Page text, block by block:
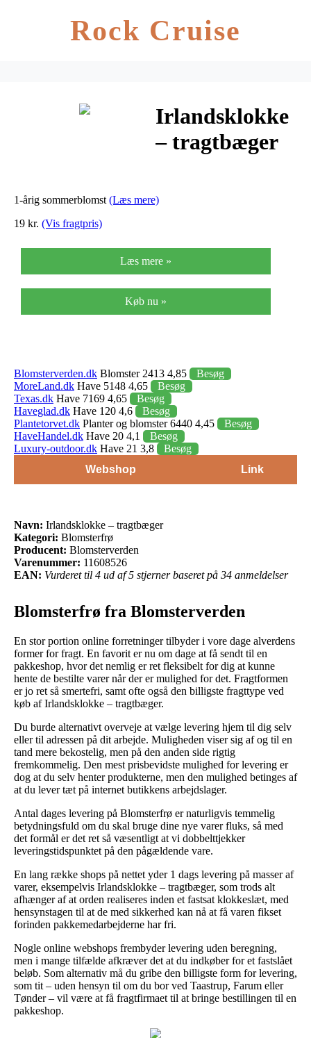
Rock Cruise
Irlandsklokke
– tragtbæger
1-årig sommerblomst (Læs mere)
19 kr. (Vis fragtpris)
Læs mere »
Køb nu »
Blomsterverden.dk Blomster 2413 4,85
Besøg
MoreLand.dk Have 5148 4,65
Besøg
Texas.dk Have 7169 4,65
Besøg
Haveglad.dk Have 120 4,6
Besøg
Plantetorvet.dk Planter og blomster 6440 4,45
Besøg
HaveHandel.dk Have 20 4,1
Besøg
Luxury-outdoor.dk Have 21 3,8
Besøg
Webshop
Link
Navn: Irlandsklokke – tragtbæger
Kategori: Blomsterfrø
Producent: Blomsterverden
Varenummer: 11608526
EAN: Vurderet til 4 ud af 5 stjerner baseret på 34 anmeldelser
Blomsterfrø fra Blomsterverden
En stor portion online forretninger tilbyder i vore dage alverdens
former for fragt. En favorit er nu om dage at få sendt til en
pakkeshop, hvor det nemlig er ret fleksibelt for dig at kunne
hente de bestilte varer når der er mulighed for det. Fragtformen
er jo ret så smertefri, samt ofte også den billigste fragttype ved
køb af Irlandsklokke – tragtbæger.
Du burde alternativt overveje at vælge levering hjem til dig selv
eller til adressen på dit arbejde. Muligheden viser sig af og til en
tand mere bekostelig, men på den anden side rigtig
fremkommelig. Den mest prisbevidste mulighed for levering er
dog at du selv henter produkterne, men den mulighed betinges af
at du lever tæt på internet butikkens arbejdslager.
Antal dages levering på Blomsterfrø er naturligvis temmelig
betydningsfuld om du skal bruge dine nye varer fluks, så med
det formål er det ret så væsentligt at vi dobbelttjekker
leveringstidspunktet på den pågældende vare.
En lang række shops på nettet yder 1 dags levering på masser af
varer, eksempelvis Irlandsklokke – tragtbæger, som trods alt
afhænger af at orden realiseres inden et fastsat klokkeslæt, med
hensynstagen til at de med sikkerhed kan nå at få varen fikset
forinden pakkemedarbejderne har fri.
Nogle online webshops frembyder levering uden beregning,
men i mange tilfælde afkræver det at du indkøber for et fastslået
beløb. Som alternativ må du gribe den billigste form for levering,
som tit – uden hensyn til om du bor ved Taastrup, Farum eller
Tønder – vil være at få fragtfirmaet til at bringe bestillingen til en
pakkeshop.